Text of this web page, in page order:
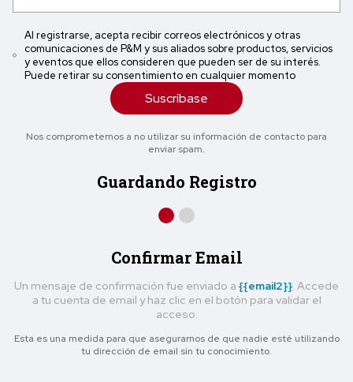
Al registrarse, acepta recibir correos electrónicos y otras
comunicaciones de P&M y sus aliados sobre productos, servicios
y eventos que ellos consideren que pueden ser de su interés.
Puede retirar su consentimiento en cualquier momento
Suscríbase
Nos comprometemos a no utilizar su información de contacto para
enviar spam.
Guardando Registro
Confirmar Email
Un mensaje de confirmación fue enviado a {{email2}} . Accede
a tu cuenta de email y haz clic en el botón para validar el
acceso.
Esta es una medida para que asegurarnos de que nadie esté utilizando
tu dirección de email sin tu conocimiento.